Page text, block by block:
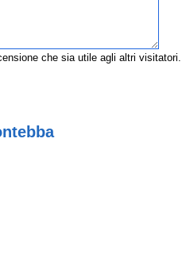
che sia utile agli altri visitatori.